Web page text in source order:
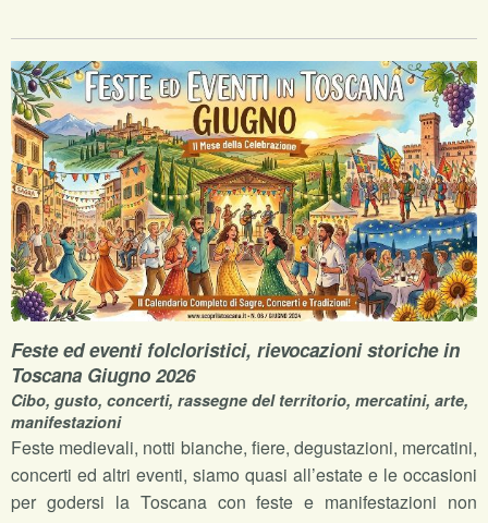
Feste ed eventi folcloristici, rievocazioni storiche in
Toscana Giugno 2026
Cibo, gusto, concerti, rassegne del territorio, mercatini, arte,
manifestazioni
Feste medievali, notti bianche, fiere, degustazioni, mercatini,
concerti ed altri eventi, siamo quasi all’estate e le occasioni
per godersi la Toscana con feste e manifestazioni non